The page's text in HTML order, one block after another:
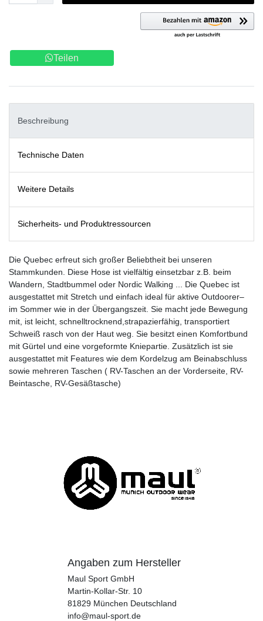
Teilen
Beschreibung
Technische Daten
Weitere Details
Sicherheits- und Produktressourcen
Die Quebec erfreut sich großer Beliebtheit bei unseren
Stammkunden. Diese Hose ist vielfältig einsetzbar z.B. beim
Wandern, Stadtbummel oder Nordic Walking ... Die Quebec ist
ausgestattet mit Stretch und einfach ideal für aktive Outdoorer–
im Sommer wie in der Übergangszeit. Sie macht jede Bewegung
mit, ist leicht, schnelltrocknend,strapazierfähig, transportiert
Schweiß rasch von der Haut weg. Sie besitzt einen Komfortbund
mit Gürtel und eine vorgeformte Kniepartie. Zusätzlich ist sie
ausgestattet mit Features wie dem Kordelzug am Beinabschluss
sowie mehreren Taschen ( RV-Taschen an der Vorderseite, RV-
Beintasche, RV-Gesäßtasche)
Angaben zum Hersteller
Maul Sport GmbH
Martin-Kollar-Str. 10
81829 München Deutschland
info@maul-sport.de